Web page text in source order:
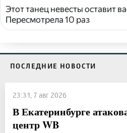
Этот танец невесты оставит
Пересмотрела 10 раз
ПОСЛЕДНИЕ НОВОСТИ
23:31, 7 авг 2026
В Екатеринбурге
центр WB